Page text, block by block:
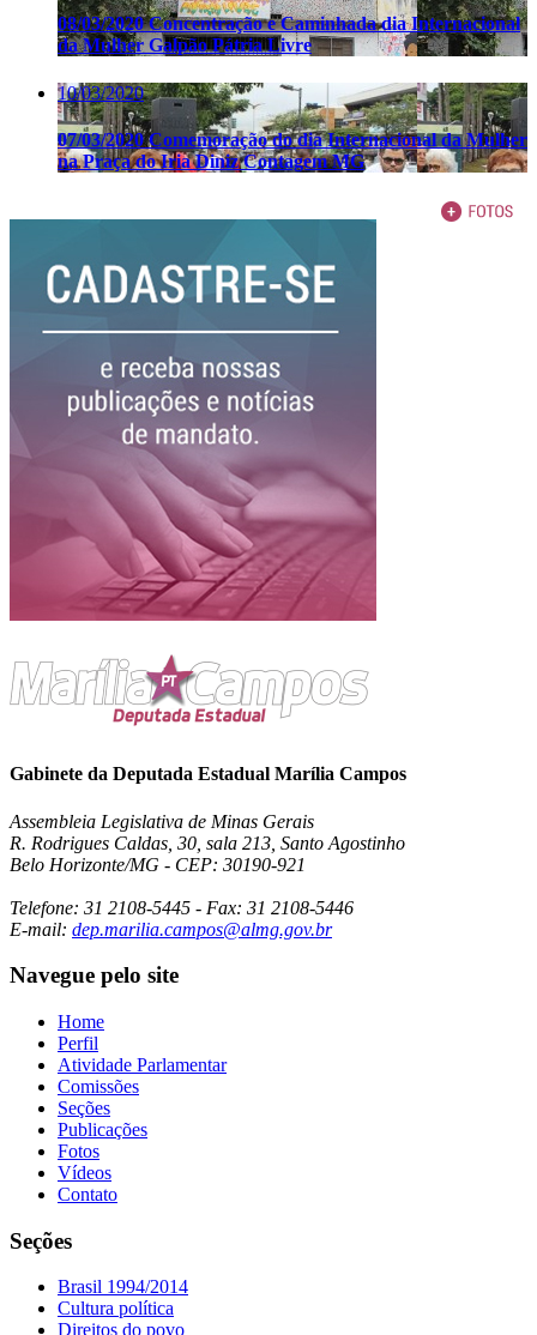
08/03/2020 Concentração e Caminhada dia Internacional
da Mulher Galpão Pátria Livre
10/03/2020
07/03/2020 Comemoração do dia Internacional da Mulher
na Praça do Iria Diniz Contagem MG
Gabinete da Deputada Estadual Marília Campos
Assembleia Legislativa de Minas Gerais
R. Rodrigues Caldas, 30, sala 213, Santo Agostinho
Belo Horizonte/MG - CEP: 30190-921
Telefone: 31 2108-5445 - Fax: 31 2108-5446
E-mail: dep.marilia.campos@almg.gov.br
Navegue pelo site
Home
Perfil
Atividade Parlamentar
Comissões
Seções
Publicações
Fotos
Vídeos
Contato
Seções
Brasil 1994/2014
Cultura política
Direitos do povo